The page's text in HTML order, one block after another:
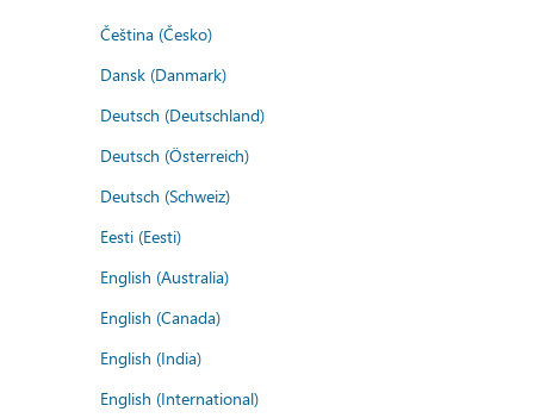
Čeština (Česko)
Dansk (Danmark)
Deutsch (Deutschland)
Deutsch (Österreich)
Deutsch (Schweiz)
Eesti (Eesti)
English (Australia)
English (Canada)
English (India)
English (International)